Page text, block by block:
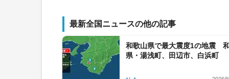
最新全国ニュースの他の記事
和歌山県で最大震度1の地震
県・湯浅町、田辺市、白浜町